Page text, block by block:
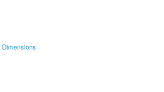
Dimensions